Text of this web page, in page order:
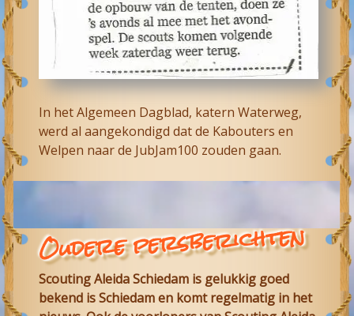
In het Algemeen Dagblad, katern Waterweg,
werd al aangekondigd dat de Kabouters en
Welpen naar de JubJam100 zouden gaan.
Oudere persberichten
Scouting Aleida Schiedam is gelukkig goed
bekend is Schiedam en komt regelmatig in het